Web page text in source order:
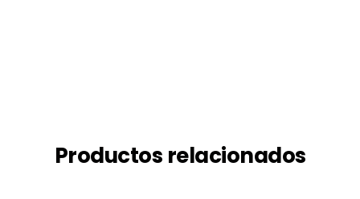
Productos relacionados